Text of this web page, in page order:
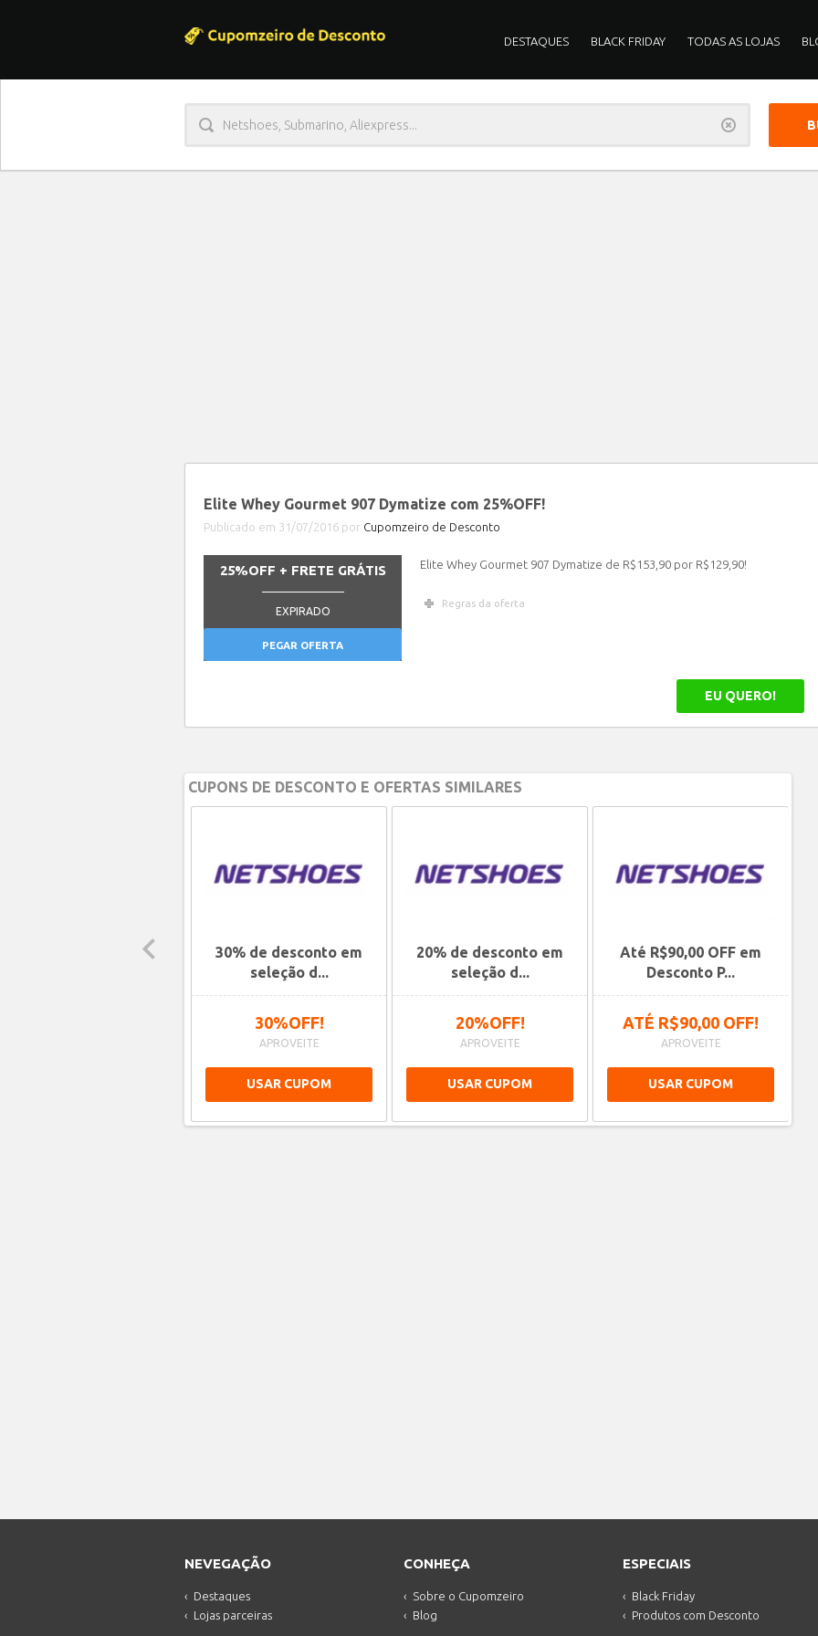
DESTAQUES BLACK FRIDAY TODAS AS LOJAS
Limpar
Elite Whey Gourmet 907 Dymatize com 25%OFF!
Publicado em 31/07/2016 por Cupomzeiro de Desconto
25%OFF + FRETE GRÁTIS
EXPIRADO
PEGAR OFERTA
Elite Whey Gourmet 907 Dymatize de R$153,90 por R$129,90!
Regras da oferta
EU QUERO!
CUPONS DE DESCONTO E OFERTAS SIMILARES
5% a 20%OFF em
30% de desconto em
seleção d...
30%OFF!
APROVEITE
USAR CUPOM
20% de desconto em
seleção d...
20%OFF!
APROVEITE
USAR CUPOM
Até R$90,00 OFF em
Desconto P...
ATÉ R$90,00 OFF!
APROVEITE
USAR CUPOM
NEVEGAÇÃO
Destaques
Lojas parceiras
CONHEÇA
Sobre o Cupomzeiro
Blog
ESPECIAIS
Black Friday
Produtos com Desconto